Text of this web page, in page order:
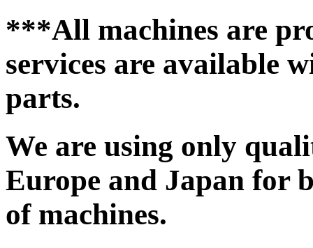
***All machines are
services are available
parts.
We are using only
Europe and Japan for
of machines.